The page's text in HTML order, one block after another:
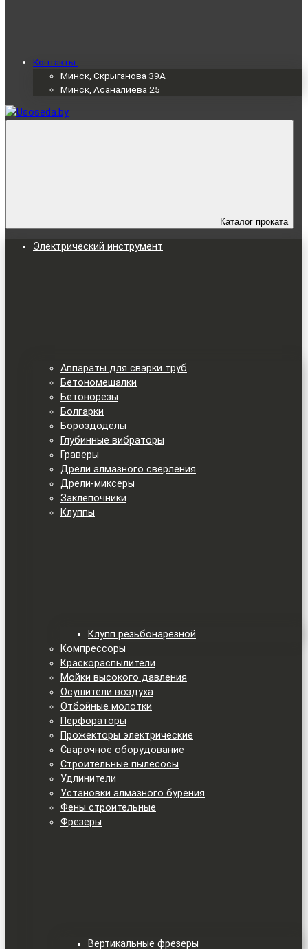
Контакты
Минск, Скрыганова 39А
Минск, Асаналиева 25
Каталог проката
Электрический инструмент
Аппараты для сварки труб
Бетономешалки
Бетонорезы
Болгарки
Бороздоделы
Глубинные вибраторы
Граверы
Дрели алмазного сверления
Дрели-миксеры
Заклепочники
Клуппы
Клупп резьбонарезной
Компрессоры
Краскораспылители
Мойки высокого давления
Осушители воздуха
Отбойные молотки
Перфораторы
Прожекторы электрические
Сварочное оборудование
Строительные пылесосы
Удлинители
Установки алмазного бурения
Фены строительные
Фрезеры
Вертикальные фрезеры